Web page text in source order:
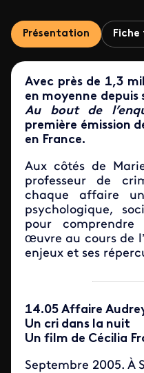
Présentation Fiche
Avec près de 1,3
en moyenne depuis
Au bout de
première émission
en France.
Aux côtés de
professeur de
chaque affaire
psychologique,
pour
œuvre au cours de
enjeux et ses
14.05 Affaire
Un cri dans la nuit
Un film de Cécilia
Septembre 2005. À